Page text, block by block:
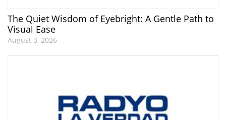
The Quiet Wisdom of Eyebright: A Gentle Path to
Visual Ease
August 3, 2026